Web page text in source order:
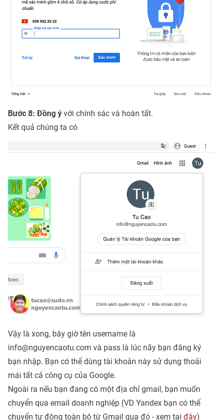
Bước 8: Đồng ý với chính sác và hoàn tất.
Kết quả chúng ta có
Vậy là xong, bây giờ tên username là
info@nguyencaotu.com và pass là lúc nãy bạn đăng ký
bạn nhập. Bạn có thể dùng tài khoản này sử dụng thoải
mái tất cả công cụ của Google.
Ngoài ra nếu bạn đang có một địa chỉ gmail, bạn muốn
chuyển qua email doanh nghiệp (VD Yandex bạn có thể
chuyển tự động toàn bộ từ Gmail qua đó - xem tại đây)